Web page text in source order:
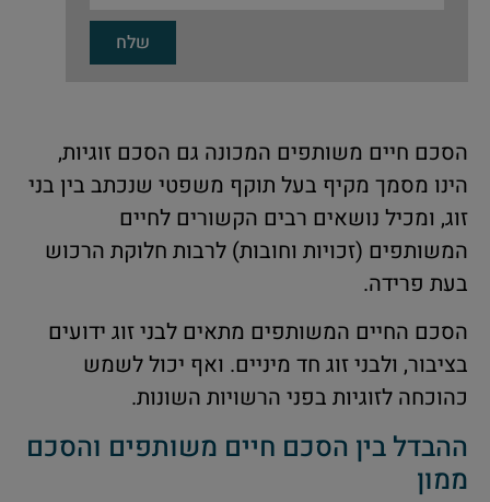
שלח
הסכם חיים משותפים המכונה גם הסכם זוגיות,
הינו מסמך מקיף בעל תוקף משפטי שנכתב בין בני
זוג, ומכיל נושאים רבים הקשורים לחיים
המשותפים (זכויות וחובות) לרבות חלוקת הרכוש
בעת פרידה.
הסכם החיים המשותפים מתאים לבני זוג ידועים
בציבור, ולבני זוג חד מיניים. ואף יכול לשמש
כהוכחה לזוגיות בפני הרשויות השונות.
ההבדל בין הסכם חיים משותפים והסכם
ממון